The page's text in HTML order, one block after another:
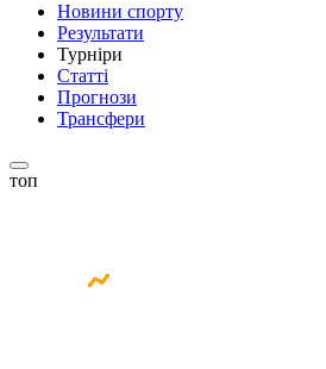
Новини спорту
Результати
Турніри
Статті
Прогнози
Трансфери
топ